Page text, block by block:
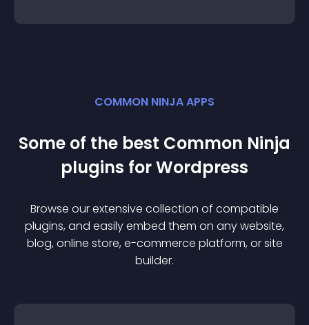
COMMON NINJA APPS
Some of the best Common Ninja
plugins forWordpress
Browse our extensive collection of compatible
plugins, and easily embed them on any website,
blog, online store, e-commerce platform, or site
builder.